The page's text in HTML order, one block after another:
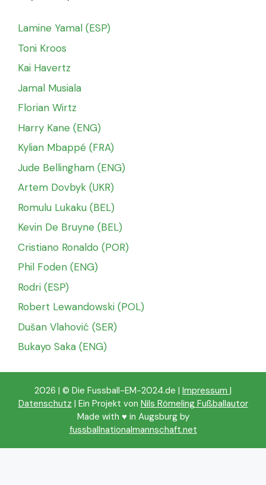
Lamine Yamal (ESP)
Toni Kroos
Kai Havertz
Jamal Musiala
Florian Wirtz
Harry Kane (ENG)
Kylian Mbappé (FRA)
Jude Bellingham (ENG)
Artem Dovbyk (UKR)
Romulu Lukaku (BEL)
Kevin De Bruyne (BEL)
Cristiano Ronaldo (POR)
Phil Foden (ENG)
Rodri (ESP)
Robert Lewandowski (POL)
Dušan Vlahović (SER)
Bukayo Saka (ENG)
2026 | © Die Fussball-EM-2024.de | Impressum |
Datenschutz | Ein Projekt von Nils Römeling Fußballautor
Made with ♥️ in Augsburg by
fussballnationalmannschaft.net